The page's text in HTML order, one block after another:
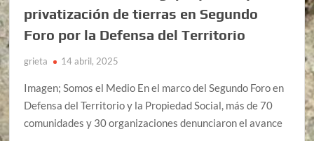
privatización de tierras en Segundo
Foro por la Defensa del Territorio
grieta 14 abril, 2025
Imagen; Somos el Medio En el marco del Segundo Foro en
Defensa del Territorio y la Propiedad Social, más de 70
comunidades y 30 organizaciones denunciaron el avance